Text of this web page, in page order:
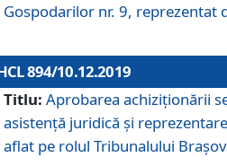
Gospodarilor nr. 9, reprezentat
894/10.12.2019
Titlu: Aprobarea achiziţionării
asistenţă juridică şi
aflat pe rolul Tribunalului